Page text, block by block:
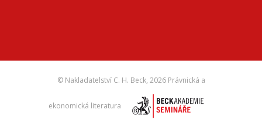
© Nakladatelství C. H. Beck, 2026 Právnická a
ekonomická literatura